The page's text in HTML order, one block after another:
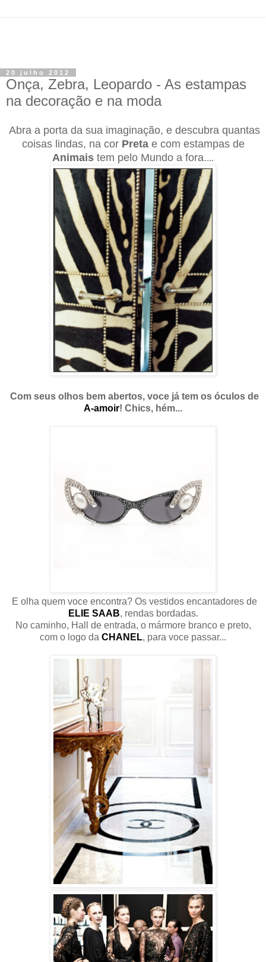
20 julho 2012
Onça, Zebra, Leopardo - As estampas
na decoração e na moda
Abra a porta da sua imaginação, e descubra quantas
coisas lindas, na cor Pretae com estampas de
Animais tem pelo Mundo a fora....
Com seus olhos bem abertos, voce já tem os óculos de
A-amoir! Chics, hém...
E olha quem voce encontra? Os vestidos encantadores de
ELIE SAAB, rendas bordadas.
No caminho, Hall de entrada, o mármore branco e preto,
com o logo da CHANEL, para voce passar...